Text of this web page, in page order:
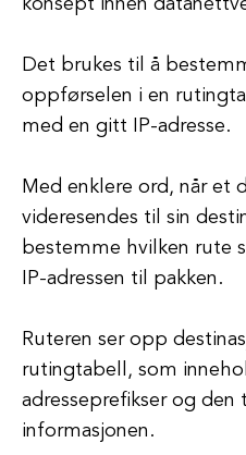
konsept innen
Det brukes til å
oppførselen i en
med en gitt IP-adresse.
Med enklere ord, når et
videresendes til sin
bestemme hvilken rute
IP-adressen til pakken.
Ruteren ser opp
rutingtabell, som
adresseprefikser og
informasjonen.